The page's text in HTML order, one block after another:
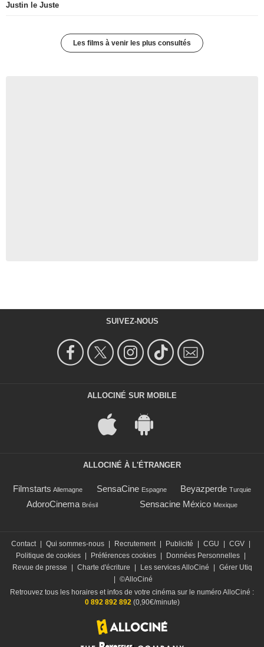
Justin le Juste
Les films à venir les plus consultés
SUIVEZ-NOUS
ALLOCINÉ SUR MOBILE
ALLOCINÉ À L'ÉTRANGER
Filmstarts Allemagne SensaCine Espagne Beyazperde Turquie
AdoroCinema Brésil Sensacine México Mexique
Contact Qui sommes-nous Recrutement Publicité CGU CGV
Politique de cookies
Préférences cookies Données Personnelles
Revue de presse
Charte d'écriture Les services AlloCiné
Gérer Utiq
©AlloCiné
Retrouvez tous les horaires et infos de votre cinéma sur le numéro AlloCiné :
0 892 892 892(0,90€/minute)